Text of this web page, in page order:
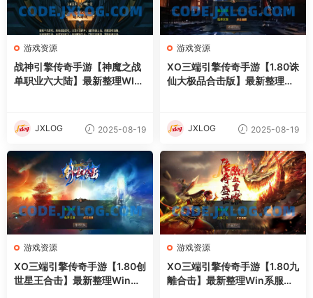
游戏资源
战神引擎传奇手游【神魔之战
单职业六大陆】最新整理WIN
JXLOG 2025-08-19
游戏资源
XO三端引擎传奇手游【1.80诛
仙大极品合击版】最新整理Wi
JXLOG 2025-08-19
游戏资源
XO三端引擎传奇手游【1.80创
世星王合击】最新整理Win系
游戏资源
XO三端引擎传奇手游【1.80九
離合击】最新整理Win系服务